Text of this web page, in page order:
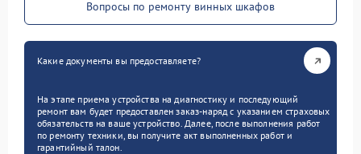
Вопросы по ремонту винных шкафов
Какие документы вы предоставляете?
На этапе приема устройства на диагностику и последующий
ремонт вам будет предоставлен заказ-наряд с указанием страховых
обязательств на ваше устройство. Далее, после выполнения работ
по ремонту техники, вы получите акт выполненных работ и
гарантийный талон.